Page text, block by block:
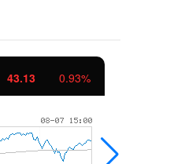
11.37 1.01%